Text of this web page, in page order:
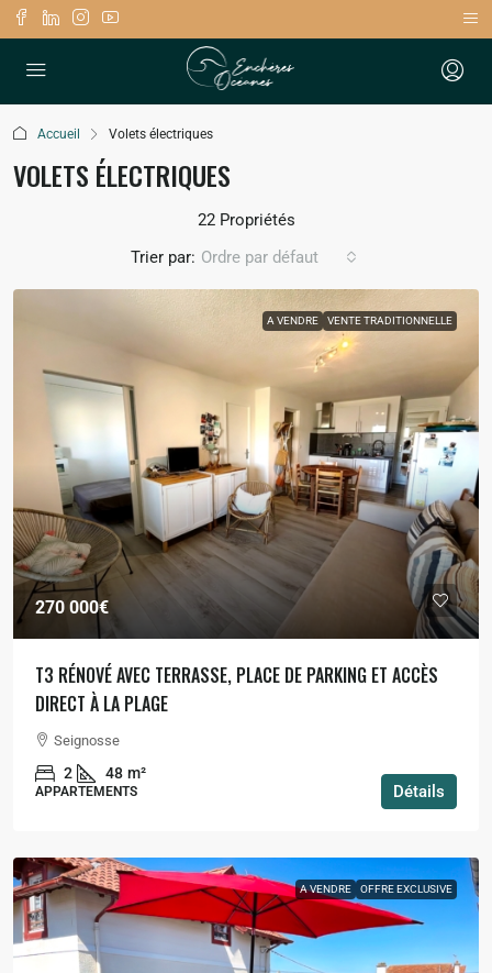
Accueil Volets électriques
VOLETS ÉLECTRIQUES
22 Propriétés
Trier par: Ordre par défaut
A VENDRE VENTE TRADITIONNELLE
270 000€
T3 RÉNOVÉ AVEC TERRASSE, PLACE DE PARKING ET ACCÈS
DIRECT À LA PLAGE
Seignosse
2 48 m²
APPARTEMENTS Détails
A VENDRE OFFRE EXCLUSIVE